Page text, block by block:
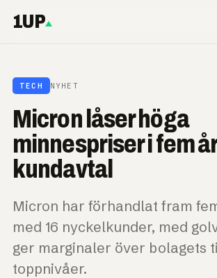
1UP
TECH NYHET
Micron låser höga
minnespriser i fem
kundavtal
Micron har förhandlat fram
med 16 nyckelkunder, med
ger marginaler över bolagets
toppnivåer.